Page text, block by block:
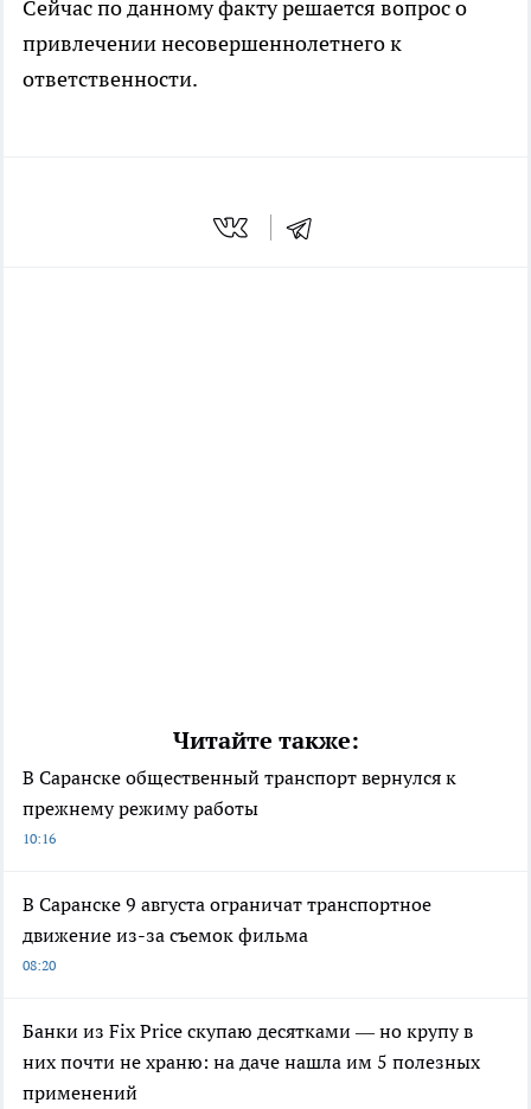
Сейчас по данному факту решается вопрос о
привлечении несовершеннолетнего к
ответственности.
Читайте также:
В Саранске общественный транспорт вернулся к
прежнему режиму работы
10:16
В Саранске 9 августа ограничат транспортное
движение из-за съемок фильма
08:20
Банки из Fix Price скупаю десятками — но крупу в
них почти не храню: на даче нашла им 5 полезных
применений